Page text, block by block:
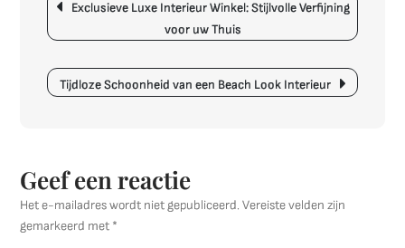
Exclusieve Luxe Interieur Winkel: Stijlvolle Verfijning
voor uw Thuis
Tijdloze Schoonheid van een Beach Look Interieur
Geef een reactie
Het e-mailadres wordt niet gepubliceerd. Vereiste velden zijn
gemarkeerd met *